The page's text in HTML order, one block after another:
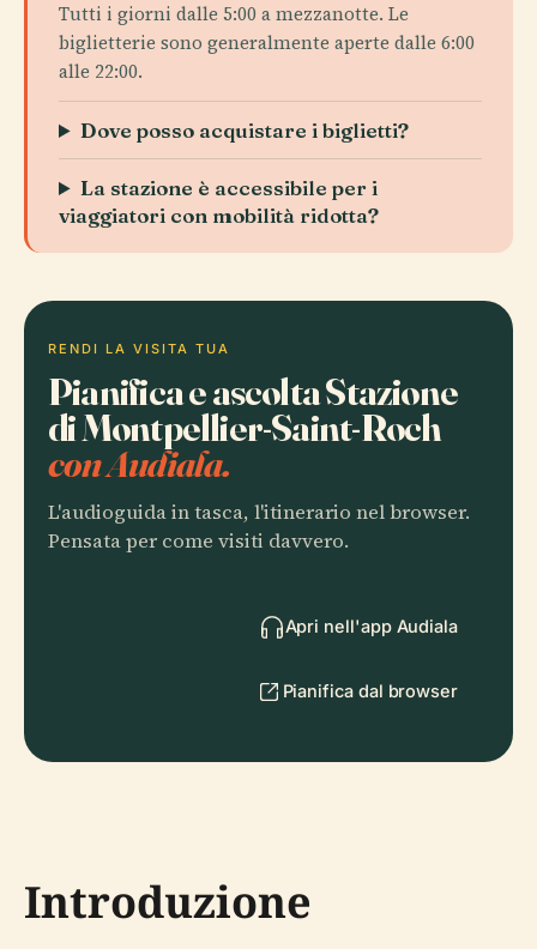
Tutti i giorni dalle 5:00 a mezzanotte. Le
biglietterie sono generalmente aperte dalle 6:00
alle 22:00.
Dove posso acquistare i biglietti?
La stazione è accessibile per i
viaggiatori con mobilità ridotta?
RENDI LA VISITA TUA
Pianifica e ascolta Stazione
di Montpellier-Saint-Roch
con Audiala.
L'audioguida in tasca, l'itinerario nel browser.
Pensata per come visiti davvero.
Apri nell'app Audiala
Pianifica dal browser
Introduzione